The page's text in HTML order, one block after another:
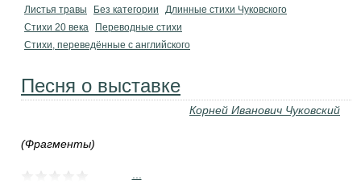
Листья травы
Без категории
Длинные стихи Чуковского
Стихи 20 века
Переводные стихи
Стихи, переведённые с английского
Песня о выставке
Корней Иванович Чуковский
(Фрагменты)